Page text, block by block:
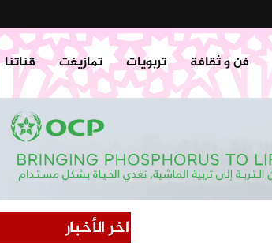
فن و ثقافة تربويات تمازيغت قناتنا
اخر الأخبار